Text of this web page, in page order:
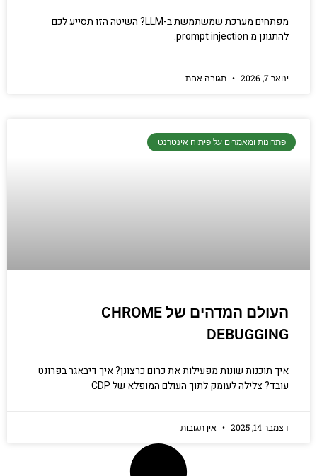
מפתחים מערכת שמשתמשת ב-LLM? השיטה הזו תסייע לכם
להתגונן מ prompt injection.
ינואר 7, 2026 תגובה אחת
פתרונות ומאמרים על פיתוח אינטרנט
העולם המדהים של CHROME
DEBUGGING
איך תוכנות שונות מפעילות את כרום כרצונן? איך דיבאגר בפרונט
עובד? צלילה לעומק לתוך העולם המופלא של CDP
דצמבר 14, 2025 אין תגובות